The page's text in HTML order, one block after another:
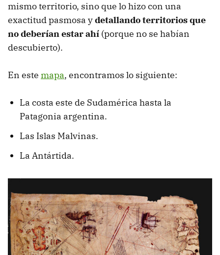
mismo territorio, sino que lo hizo con una
exactitud pasmosa ydetallando territorios que
no deberían estar ahí (porque no se habían
descubierto).
En este mapa, encontramos lo siguiente:
La costa este de Sudamérica hasta la
Patagonia argentina.
Las Islas Malvinas.
La Antártida.